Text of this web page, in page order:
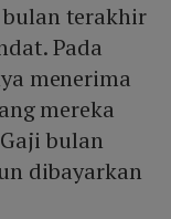
bulan terakhir
Pada
menerima
mereka
bulan
dibayarkan